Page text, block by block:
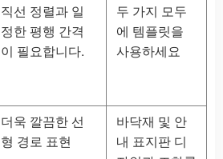
직선 정렬과 일
정한 평행 간격
이 필요합니다.
두 가지 모두
에 템플릿을
사용하세요
더욱 깔끔한 선
형 경로 표현
바닥재 및 안
내 표지판 디